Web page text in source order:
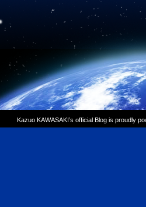
Kazuo KAWASAKI’s official Blog is proudly